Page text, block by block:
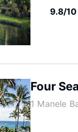
9.8/10
Four
1 Manele